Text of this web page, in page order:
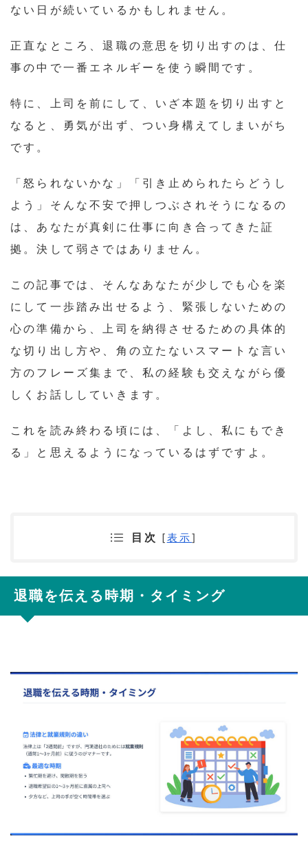
ない日が続いているかもしれません。
正直なところ、退職の意思を切り出すのは、仕
事の中で一番エネルギーを使う瞬間です。
特に、上司を前にして、いざ本題を切り出すと
なると、勇気が出ず、つい身構えてしまいがち
です。
「怒られないかな」「引き止められたらどうし
よう」そんな不安で押しつぶされそうになるの
は、あなたが真剣に仕事に向き合ってきた証
拠。決して弱さではありません。
この記事では、そんなあなたが少しでも心を楽
にして一歩踏み出せるよう、緊張しないための
心の準備から、上司を納得させるための具体的
な切り出し方や、角の立たないスマートな言い
方のフレーズ集まで、私の経験も交えながら優
しくお話ししていきます。
これを読み終わる頃には、「よし、私にもでき
る」と思えるようになっているはずですよ。
目次 [表示]
退職を伝える時期・タイミング